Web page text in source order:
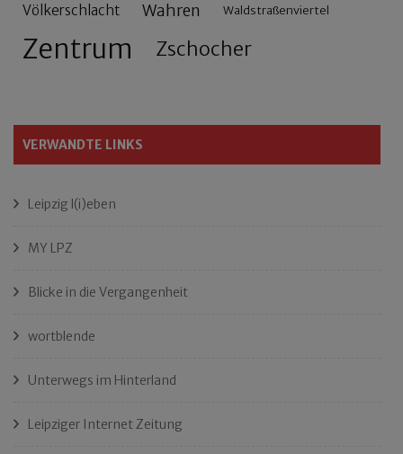
Völkerschlacht Wahren Waldstraßenviertel
Zentrum Zschocher
VERWANDTE LINKS
Leipzig l(i)eben
MY LPZ
Blicke in die Vergangenheit
wortblende
Unterwegs im Hinterland
Leipziger Internet Zeitung